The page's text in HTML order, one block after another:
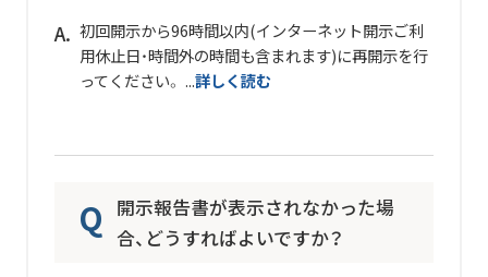
初回開示から96時間以内(インターネット開示ご利
用休止日・時間外の時間も含まれます)に再開示を行
ってください。 ...詳しく読む
開示報告書が表示されなかった場
合、どうすればよいですか？